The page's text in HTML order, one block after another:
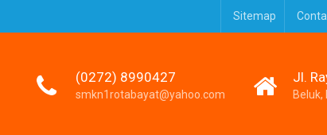
Sitemap
(0272) 8990427
smkn1rotabayat@yahoo.com
Jl.
Beluk,